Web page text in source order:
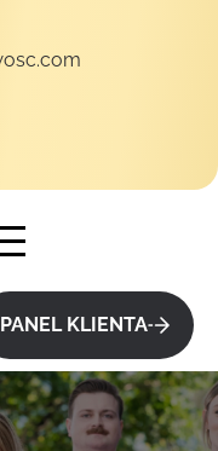
PANEL KLIENTA